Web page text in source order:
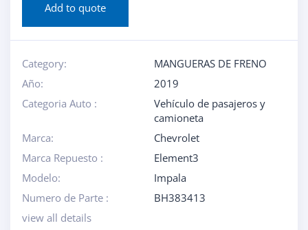
Add to quote
Category:
MANGUERAS DE FRENO
Año:
2019
Categoria Auto :
Vehículo de pasajeros y
camioneta
Marca:
Chevrolet
Marca Repuesto :
Element3
Modelo:
Impala
Numero de Parte :
BH383413
view all details